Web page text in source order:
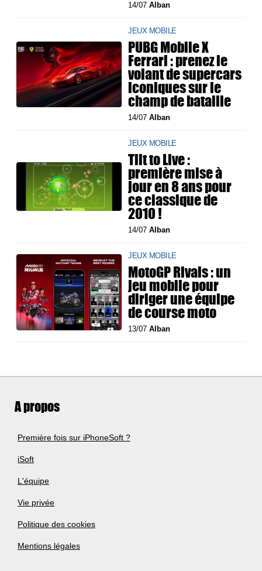
14/07Alban
JEUX MOBILE
PUBG Mobile X
Ferrari : prenez le
volant de supercars
iconiques sur le
champ de bataille
14/07Alban
JEUX MOBILE
Tilt to Live :
première mise à
jour en 8 ans pour
ce classique de
2010 !
14/07Alban
JEUX MOBILE
MotoGP Rivals : un
jeu mobile pour
diriger une équipe
de course moto
13/07Alban
A propos
Première fois sur iPhoneSoft ?
iSoft
L'équipe
Vie privée
Politique des cookies
Mentions légales